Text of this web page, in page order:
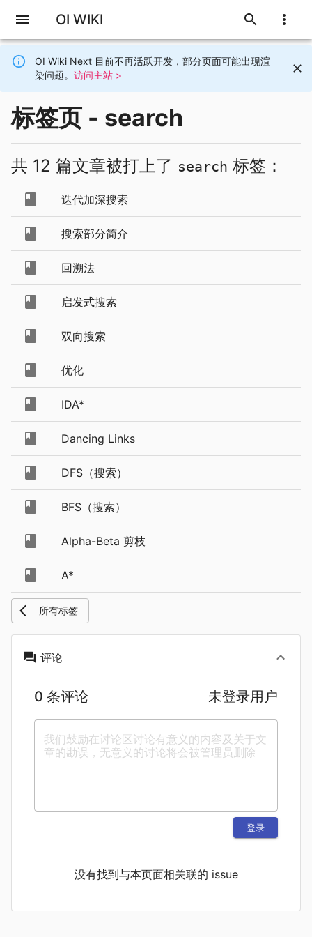
OI WIKI
OI Wiki Next 目前不再活跃开发，部分页面可能出现渲
染问题。 访问主站 >
标签页 - search
共 12 篇文章被打上了 search 标签：
迭代加深搜索
搜索部分简介
回溯法
启发式搜索
双向搜索
优化
IDA*
Dancing Links
DFS（搜索）
BFS（搜索）
Alpha-Beta 剪枝
A*
所有标签
评论
0 条评论 未登录用户
登录
没有找到与本页面相关联的 issue